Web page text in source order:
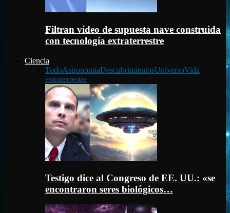
Filtran vídeo de supuesta nave construida
con tecnología extraterrestre
Ciencia
TodoAstronomíaDescubrimientosUniversoVida
extraterrestre
Testigo dice al Congreso de EE. UU.: «se
encontraron seres biológicos…